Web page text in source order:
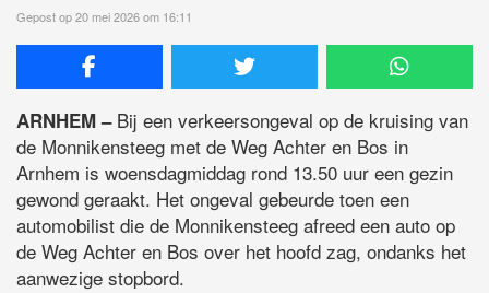
Gepost op 20 mei 2026 om 16:11
ARNHEM –Bij een verkeersongeval op de kruising van
de Monnikensteeg met de Weg Achter en Bos in
Arnhem is woensdagmiddag rond 13.50 uur een gezin
gewond geraakt. Het ongeval gebeurde toen een
automobilist die de Monnikensteeg afreed een auto op
de Weg Achter en Bos over het hoofd zag, ondanks het
aanwezige stopbord.